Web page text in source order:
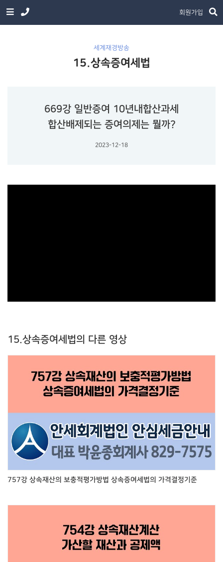
회원가입
세계재경방송
15.상속증여세법
669강 일반증여 10년내합산과세
합산배제되는 증여의제는 뭘까?
2023-12-18
15.상속증여세법의 다른 영상
757강 상속재산의 보충적평가방법 상속증여세법의 가격결정기준